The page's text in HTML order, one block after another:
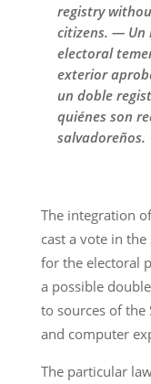
registry
citizens. — Un
electoral
exterior
un doble
quiénes son
salvadoreños.
The integration
cast a vote in
for the electoral
a possible
to sources of the
and computer
The particular